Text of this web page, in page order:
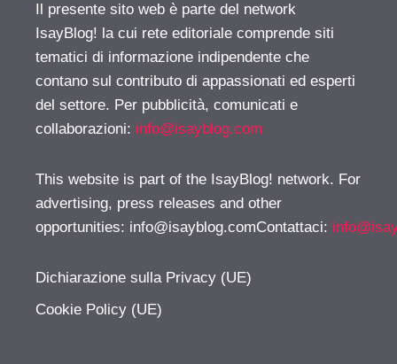
Il presente sito web è parte del network
IsayBlog! la cui rete editoriale comprende siti
tematici di informazione indipendente che
contano sul contributo di appassionati ed esperti
del settore. Per pubblicità, comunicati e
collaborazioni: info@isayblog.com
This website is part of the IsayBlog! network. For
advertising, press releases and other
opportunities: info@isayblog.comContattaci:
Dichiarazione sulla Privacy (UE)
Cookie Policy (UE)